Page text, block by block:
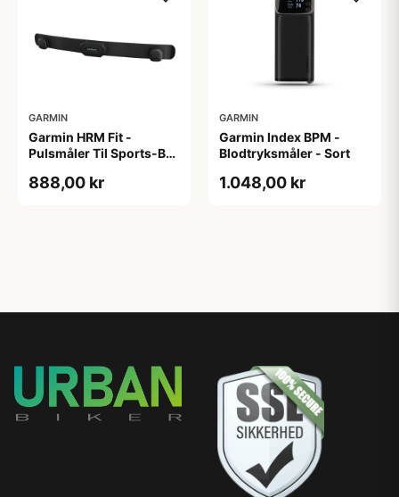
GARMIN
Garmin HRM Fit -
Pulsmåler Til Sports-BH
888,00 kr
GARMIN
Garmin Index BPM -
Blodtryksmåler - Sort
1.048,00 kr